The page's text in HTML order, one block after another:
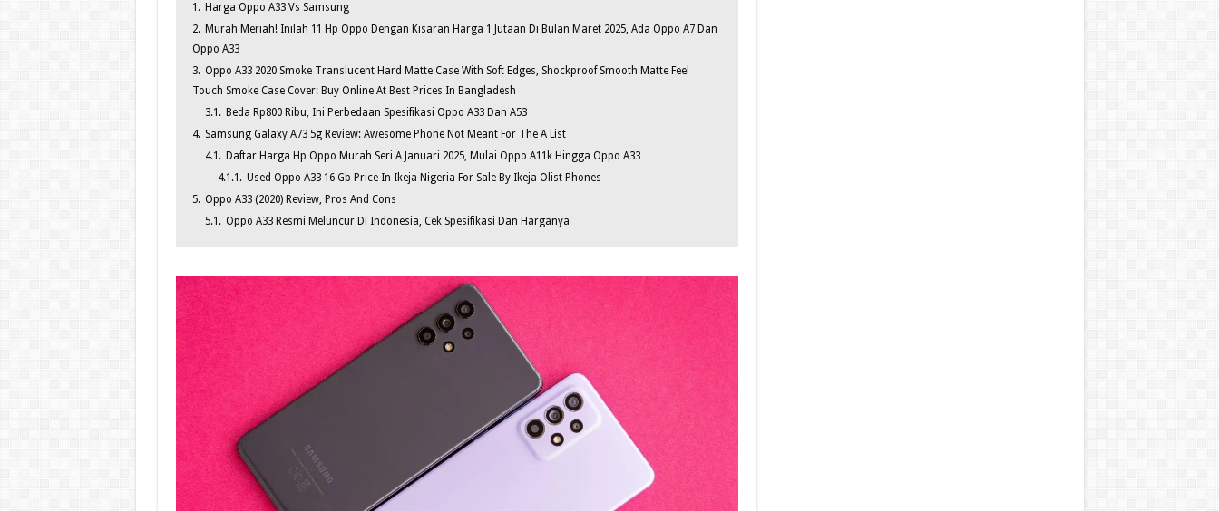
1. Harga Oppo A33 Vs Samsung
2. Murah Meriah! Inilah 11 Hp Oppo Dengan Kisaran Harga 1 Jutaan Di Bulan Maret 2025, Ada Oppo A7 Dan
Oppo A33
3. Oppo A33 2020 Smoke Translucent Hard Matte Case With Soft Edges, Shockproof Smooth Matte Feel
Touch Smoke Case Cover: Buy Online At Best Prices In Bangladesh
3.1. Beda Rp800 Ribu, Ini Perbedaan Spesifikasi Oppo A33 Dan A53
4. Samsung Galaxy A73 5g Review: Awesome Phone Not Meant For The A List
4.1. Daftar Harga Hp Oppo Murah Seri A Januari 2025, Mulai Oppo A11k Hingga Oppo A33
4.1.1. Used Oppo A33 16 Gb Price In Ikeja Nigeria For Sale By Ikeja Olist Phones
5. Oppo A33 (2020) Review, Pros And Cons
5.1. Oppo A33 Resmi Meluncur Di Indonesia, Cek Spesifikasi Dan Harganya